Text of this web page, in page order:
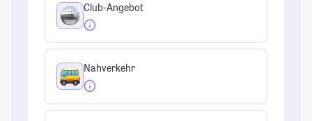
Club-Angebot
Nahverkehr